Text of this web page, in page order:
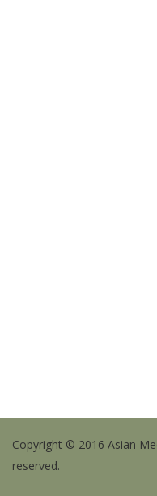
Copyright © 2016 Asian
reserved.